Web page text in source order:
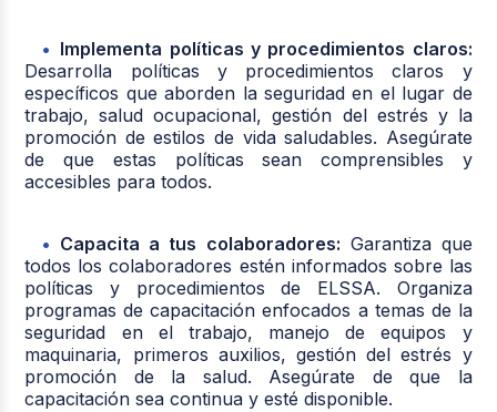
Implementa políticas y procedimientos claros:
Desarrolla políticas y procedimientos claros y
específicos que aborden la seguridad en el lugar de
trabajo, salud ocupacional, gestión del estrés y la
promoción de estilos de vida saludables. Asegúrate
de que estas políticas sean comprensibles y
accesibles para todos.
Capacita a tus colaboradores: Garantiza que
todos los colaboradores estén informados sobre las
políticas y procedimientos de ELSSA. Organiza
programas de capacitación enfocados a temas de la
seguridad en el trabajo, manejo de equipos y
maquinaria, primeros auxilios, gestión del estrés y
promoción de la salud. Asegúrate de que la
capacitación sea continua y esté disponible.